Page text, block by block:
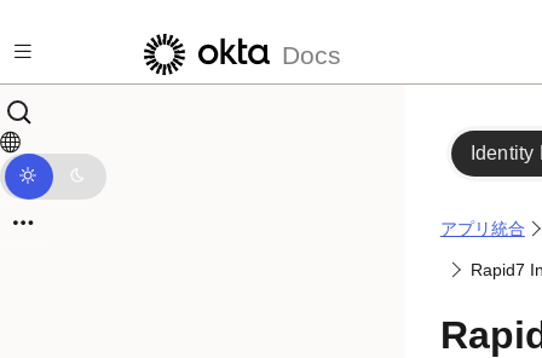
Docs
Identity
アプリ統合
Rapid7